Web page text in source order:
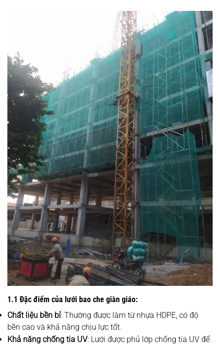
1.1 Đặc điểm của lưới bao che giàn giáo:
Chất liệu bền bỉ: Thường được làm từ nhựa HDPE, có độ
bền cao và khả năng chịu lực tốt.
Khả năng chống tia UV: Lưới được phủ lớp chống tia UV để